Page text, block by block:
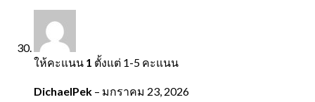
ให้คะแนน 1 ตั้งแต่ 1-5 คะแนน
DichaelPek – มกราคม 23, 2026